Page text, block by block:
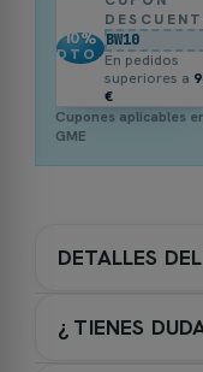
10%
DTO.
BW10
En pedidos
superiores a
€
Cupones aplicables
GME
DETALLES
¿ TIENES